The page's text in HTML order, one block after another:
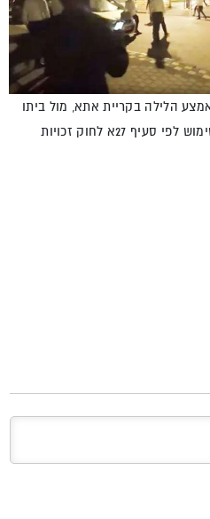
הלילה בקריית אתא, מול ביתו
של מפקד בסיס בית ליד. צילום: שימוש לפי סעיף 27א לחוק זכויות